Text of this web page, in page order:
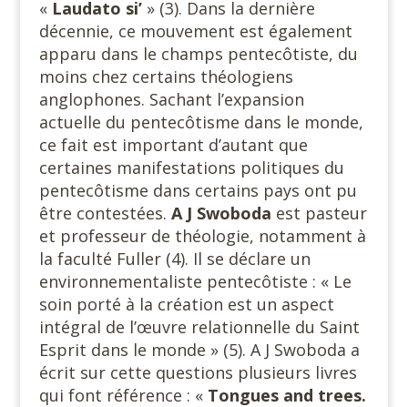
« Laudato si’ » (3). Dans la dernière
décennie, ce mouvement est également
apparu dans le champs pentecôtiste, du
moins chez certains théologiens
anglophones. Sachant l’expansion
actuelle du pentecôtisme dans le monde,
ce fait est important d’autant que
certaines manifestations politiques du
pentecôtisme dans certains pays ont pu
être contestées. A J Swoboda est pasteur
et professeur de théologie, notamment à
la faculté Fuller (4). Il se déclare un
environnementaliste pentecôtiste : « Le
soin porté à la création est un aspect
intégral de l’œuvre relationnelle du Saint
Esprit dans le monde » (5). A J Swoboda a
écrit sur cette questions plusieurs livres
qui font référence : « Tongues and trees.